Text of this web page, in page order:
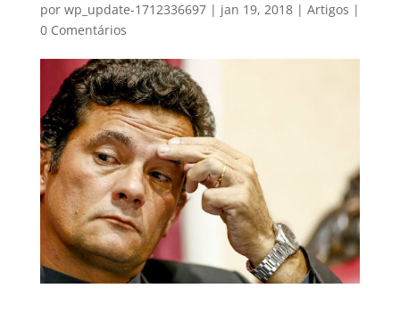
por wp_update-1712336697| jan 19, 2018| Artigos |
0 Comentários